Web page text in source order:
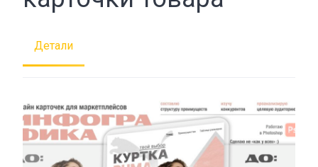
Детали